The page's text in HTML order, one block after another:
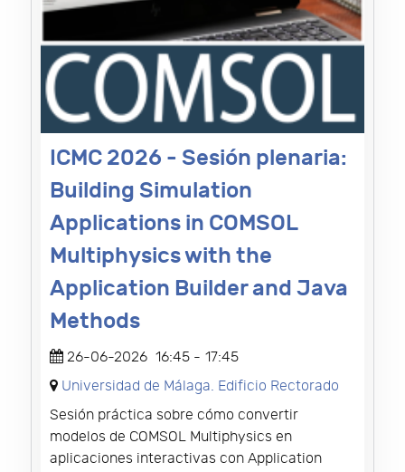
ICMC 2026 - Sesión plenaria:
Building Simulation
Applications in COMSOL
Multiphysics with the
Application Builder and Java
Methods
26-06-2026 16:45 - 17:45
Universidad de Málaga. Edificio Rectorado
Sesión práctica sobre cómo convertir
modelos de COMSOL Multiphysics en
aplicaciones interactivas con Application